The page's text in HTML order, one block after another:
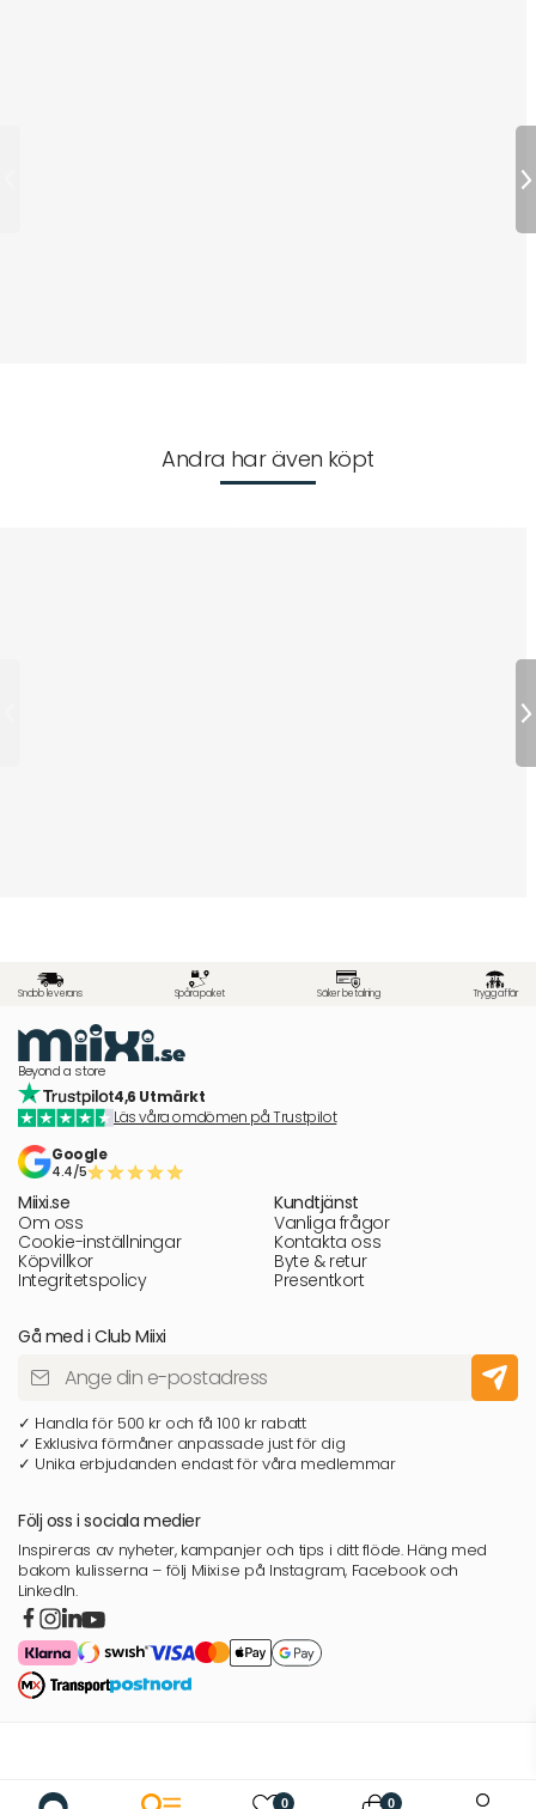
0 0
Andra har även köpt
Snabb leverans Spåra paket Säker betalning Trygg affär
Beyond a store
4,6 Utmärkt
Läs våra omdömen på Trustpilot
Google
4.4/5
Miixi.se
Om oss
Cookie-inställningar
Köpvillkor
Integritetspolicy
Kundtjänst
Vanliga frågor
Kontakta oss
Byte & retur
Presentkort
Gå med i Club Miixi
✓ Handla för 500 kr och få 100 kr rabatt
✓ Exklusiva förmåner anpassade just för dig
✓ Unika erbjudanden endast för våra medlemmar
Följ oss i sociala medier
Inspireras av nyheter, kampanjer och tips i ditt flöde. Häng med
bakom kulisserna – följ Miixi.se på Instagram, Facebook och
LinkedIn.